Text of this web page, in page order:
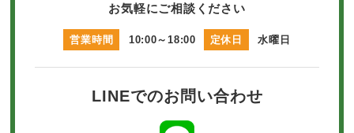
お気軽にご相談ください
営業時間 10:00～18:00 定休日 水曜日
LINEでのお問い合わせ